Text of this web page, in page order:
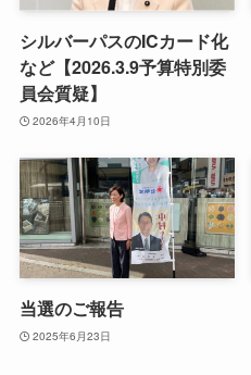
シルバーパスのICカード化
など【2026.3.9予算特別委
員会質疑】
2026年4月10日
当選のご報告
2025年6月23日